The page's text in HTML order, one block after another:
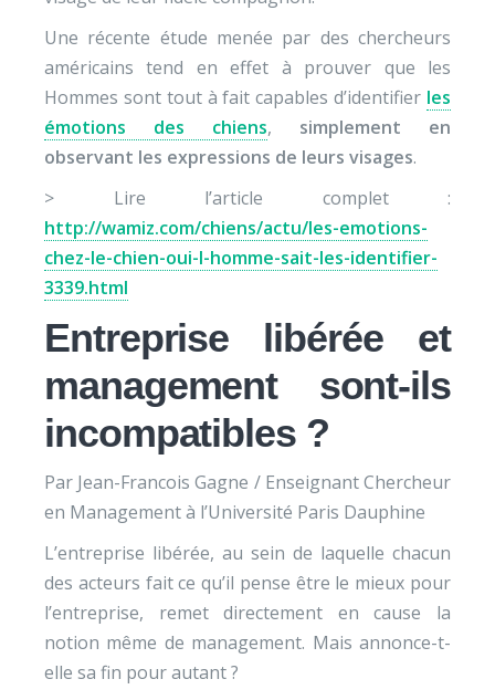
Une récente étude menée par des chercheurs
américains tend en effet à prouver que les
Hommes sont tout à fait capables d’identifier les
émotions des chiens, simplement en
observant les expressions de leurs visages.
> Lire l’article complet :
http://wamiz.com/chiens/actu/les-emotions-
chez-le-chien-oui-l-homme-sait-les-identifier-
3339.html
Entreprise libérée et
management sont-ils
incompatibles ?
Par Jean-Francois Gagne / Enseignant Chercheur
en Management à l’Université Paris Dauphine
L’entreprise libérée, au sein de laquelle chacun
des acteurs fait ce qu’il pense être le mieux pour
l’entreprise, remet directement en cause la
notion même de management. Mais annonce-t-
elle sa fin pour autant ?